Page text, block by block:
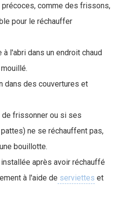
comme des frissons,
pour le réchauffer
l'abri dans un endroit chaud
dans des couvertures et
de frissonner ou si ses
ne se réchauffent pas,
bouillotte.
après avoir réchauffé
à l'aide de serviettes et